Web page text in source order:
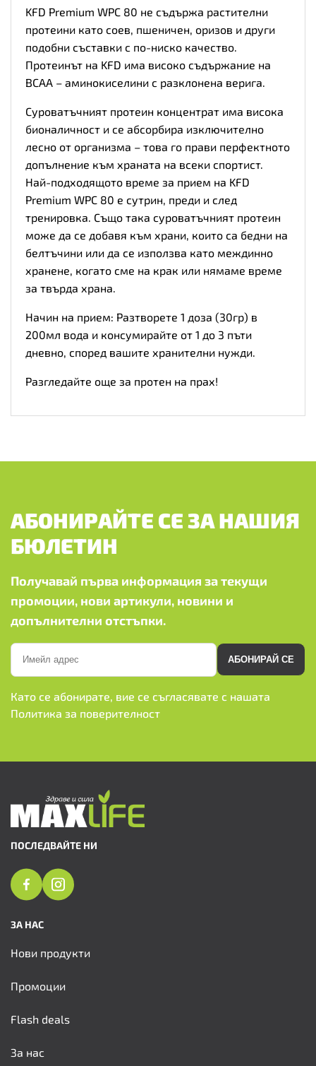
KFD Premium WPC 80 не съдържа растителни
протеини като соев, пшеничен, оризов и други
подобни съставки с по-ниско качество.
Протеинът на KFD има високо съдържание на
BCAA – аминокиселини с разклонена верига.
Суроватъчният протеин концентрат има висока
бионаличност и се абсорбира изключително
лесно от организма – това го прави перфектното
допълнение към храната на всеки спортист.
Най-подходящото време за прием на KFD
Premium WPC 80 е сутрин, преди и след
тренировка. Също така суроватъчният протеин
може да се добавя към храни, които са бедни на
белтъчини или да се използва като междинно
хранене, когато сме на крак или нямаме време
за твърда храна.
Начин на прием: Разтворете 1 доза (30гр) в
200мл вода и консумирайте от 1 до 3 пъти
дневно, според вашите хранителни нужди.
Разгледайте още за протен на прах!
АБОНИРАЙТЕ СЕ ЗА НАШИЯ
БЮЛЕТИН
Получавай първа информация за текущи
промоции, нови артикули, новини и
допълнителни отстъпки.
АБОНИРАЙ СЕ
Като се абонирате, вие се съгласявате с нашата
Политика за поверителност
ПОСЛЕДВАЙТЕ НИ
ЗА НАС
Нови продукти
Промоции
Flash deals
За нас